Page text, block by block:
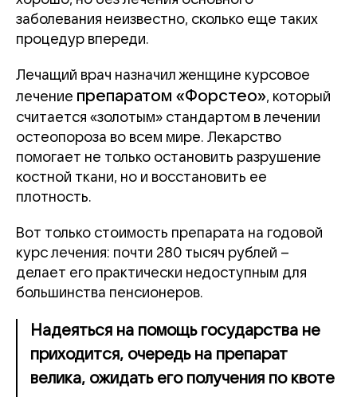
заболевания неизвестно, сколько еще таких
процедур впереди.
Лечащий врач назначил женщине курсовое
лечение препаратом «Форстео», который
считается «золотым» стандартом в лечении
остеопороза во всем мире. Лекарство
помогает не только остановить разрушение
костной ткани, но и восстановить ее
плотность.
Вот только стоимость препарата на годовой
курс лечения: почти 280 тысяч рублей –
делает его практически недоступным для
большинства пенсионеров.
Надеяться на помощь государства не
приходится, очередь на препарат
велика, ожидать его получения по квоте